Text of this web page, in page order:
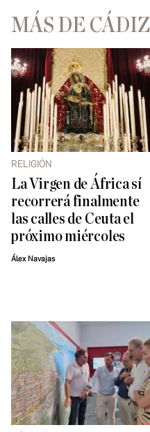
MÁS DE CÁDIZ
RELIGIÓN
La Virgen de África sí
recorrerá finalmente
las calles de Ceuta el
próximo miércoles
Álex Navajas